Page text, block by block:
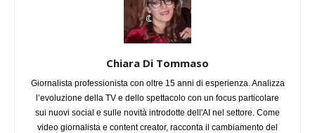
Chiara Di Tommaso
Giornalista professionista con oltre 15 anni di esperienza. Analizza
l’evoluzione della TV e dello spettacolo con un focus particolare
sui nuovi social e sulle novità introdotte dell'AI nel settore. Come
video giornalista e content creator, racconta il cambiamento del